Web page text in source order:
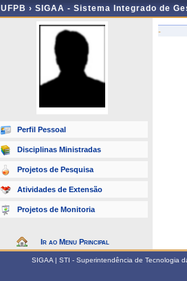
UFPB › SIGAA - Sistema Integrado de
Perfil Pessoal
Disciplinas Ministradas
Projetos de Pesquisa
Atividades de Extensão
Projetos de Monitoria
Ir ao Menu Principal
-
SIGAA | STI - Superintendência de Tecnologia